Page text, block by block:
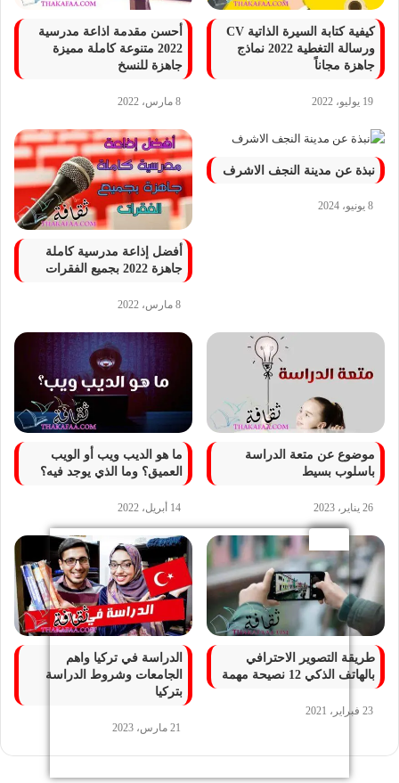
كيفية كتابة السيرة الذاتية CV
ورسالة التغطية 2022 نماذج
جاهزة مجاناً
19 يوليو، 2022
أحسن مقدمة اذاعة مدرسية
2022 متنوعة كاملة مميزة
جاهزة للنسخ
8 مارس، 2022
نبذة عن مدينة النجف الاشرف
8 يونيو، 2024
أفضل إذاعة مدرسية كاملة
جاهزة 2022 بجميع الفقرات
8 مارس، 2022
موضوع عن متعة الدراسة
باسلوب بسيط
26 يناير، 2023
ما هو الديب ويب أو الويب
العميق؟ وما الذي يوجد فيه؟
14 أبريل، 2022
طريقة التصوير الاحترافي
بالهاتف الذكي 12 نصيحة مهمة
23 فبراير، 2021
الدراسة في تركيا واهم
الجامعات وشروط الدراسة
بتركيا
21 مارس، 2023